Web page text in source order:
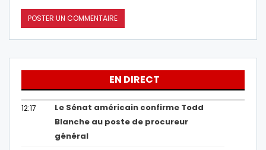
EN DIRECT
12:17
Le Sénat américain confirme Todd
Blanche au poste de procureur
général